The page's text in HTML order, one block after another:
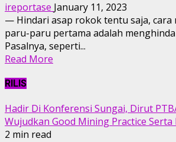
ireportase January 11, 2023
— Hindari asap rokok tentu saja, cara
paru-paru pertama adalah
Pasalnya, seperti...
Read More
RILIS
Hadir Di Konferensi Sungai, Dirut
Wujudkan Good Mining Practice Serta
2 min read